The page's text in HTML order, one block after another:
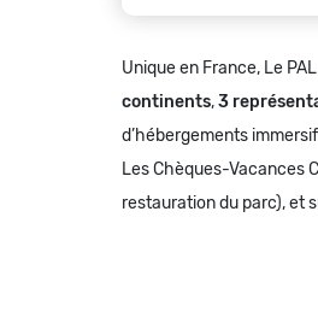
Unique en France, Le
continents,3
d’hébergements
Les Chèques-Vacances
restauration du parc), et